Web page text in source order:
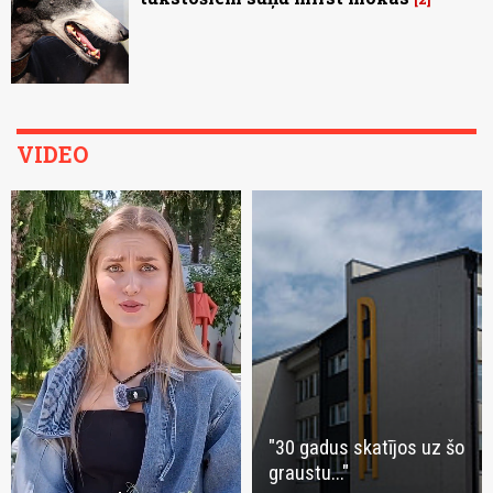
VIDEO
"30 gadus skatījos uz šo
graustu..."